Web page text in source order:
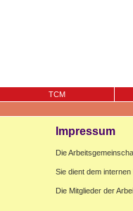
TCM
Impressum
Die
Sie dient dem
Die Mitglieder der